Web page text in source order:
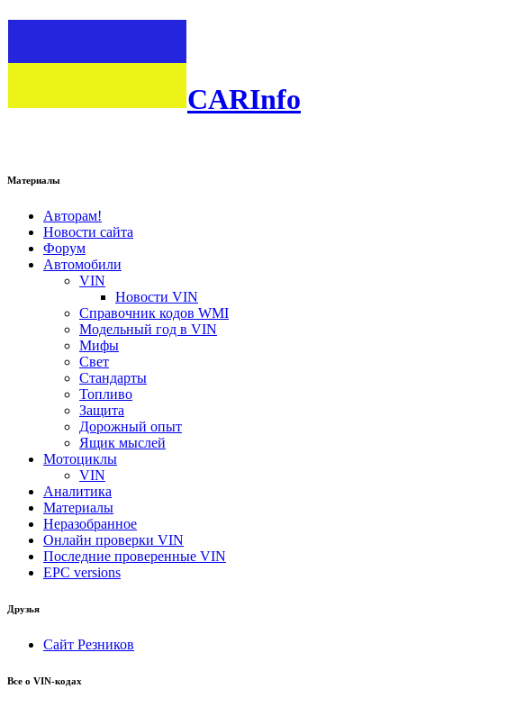
CARInfo
Материалы
Авторам!
Новости сайта
Форум
Автомобили
VIN
Новости VIN
Справочник кодов WMI
Модельный год в VIN
Мифы
Свет
Стандарты
Топливо
Защита
Дорожный опыт
Ящик мыслей
Мотоциклы
VIN
Аналитика
Материалы
Неразобранное
Онлайн проверки VIN
Последние проверенные VIN
EPC versions
Друзья
Сайт Резников
Все о VIN-кодах